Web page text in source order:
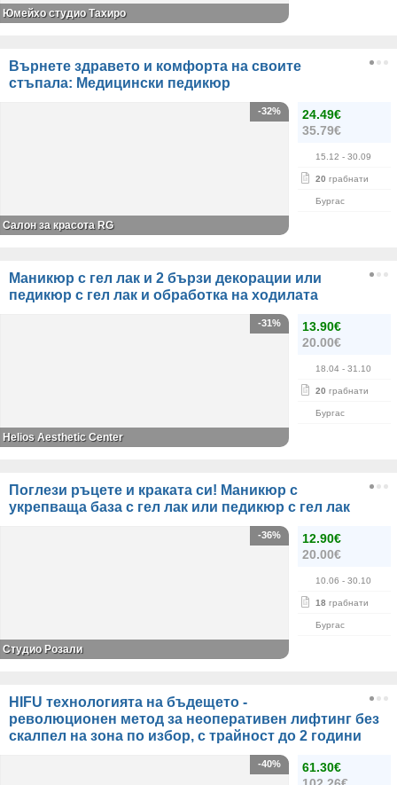
Юмейхо студио Тахиро
Върнете здравето и комфорта на своите
стъпала: Медицински педикюр
24.49€
35.79€
15.12 - 30.09
20 грабнати
Бургас
-32%
Салон за красота RG
Маникюр с гел лак и 2 бързи декорации или
педикюр с гел лак и обработка на ходилата
13.90€
20.00€
18.04 - 31.10
20 грабнати
Бургас
-31%
Helios Aesthetic Center
Поглези ръцете и краката си! Маникюр с
укрепваща база с гел лак или педикюр с гел лак
12.90€
20.00€
10.06 - 30.10
18 грабнати
Бургас
-36%
Студио Розали
HIFU технологията на бъдещето -
революционен метод за неоперативен лифтинг без
скалпел на зона по избор, с трайност до 2 години
61.30€
-40%